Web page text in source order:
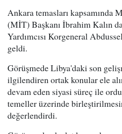
Ankara temasları kapsamında
(MİT) Başkanı İbrahim Kalın
Yardımcısı Korgeneral
geldi.
Görüşmede Libya'daki son
ilgilendiren ortak konular ele
devam eden siyasi süreç ile
temeller üzerinde
değerlendirdi.